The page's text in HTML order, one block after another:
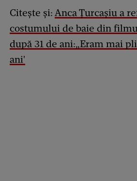
Citește și: Anca Țurcașiu a
costumului de baie din
după 31 de ani:„Eram mai
ani'